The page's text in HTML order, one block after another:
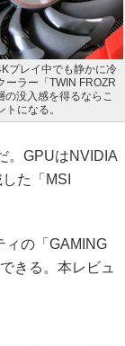
プレイ中でも静かに冷
ーラー「TWIN FROZR
の没入感を得るならこ
トになる。
。GPUはNVIDIA
た「MSI
の「GAMING
きる。本レビュ